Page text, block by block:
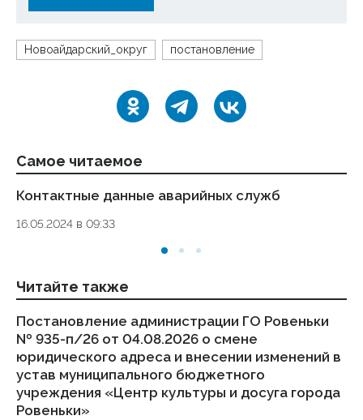
Новоайдарский_округ постановление
Самое читаемое
Контактные данные аварийных служб
16.05.2024 в 09:33
Читайте также
Постановление администрации ГО Ровеньки
№ 935-п/26 от 04.08.2026 о смене
юридического адреса и внесении изменений в
устав муниципального бюджетного
учреждения «Центр культуры и досуга города
Ровеньки»